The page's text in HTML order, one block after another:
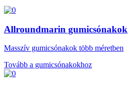
Allroundmarin gumicsónakok
Masszív gumicsónakok több méretben
Tovább a gumicsónakokhoz